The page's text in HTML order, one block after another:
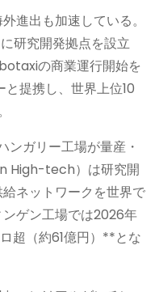
進出も加速している。
研究開発拠点を設立
の商業運行開始を
提携し、世界上位10
ンガリー工場が量産・
High-tech）は研究開
ネットワークを世界で
ゲン工場では2026年
超（約61億円）**とな